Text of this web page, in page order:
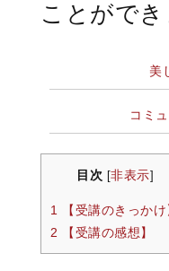
ことができ
美
コミ
目次 非表示
1 【受講のきっかけ
2 【受講の感想】